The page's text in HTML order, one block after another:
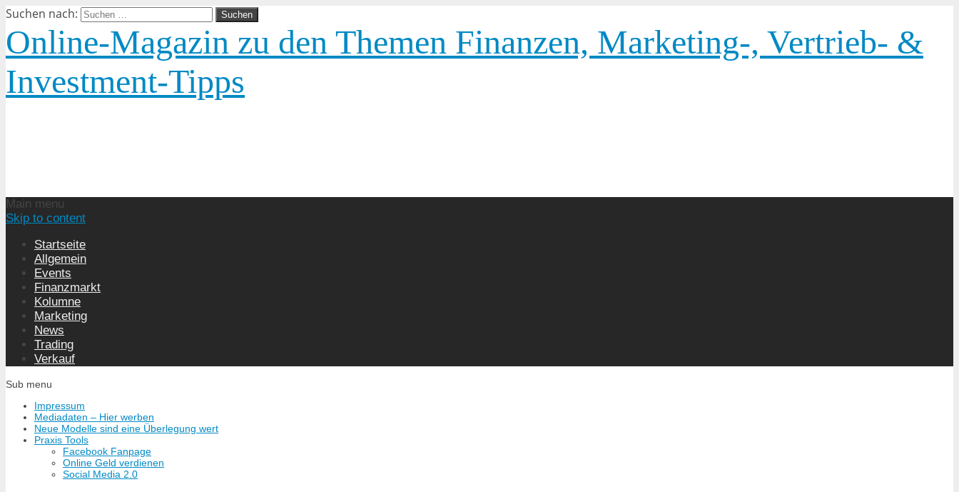
Suchen nach:
Online-Magazin zu den Themen Finanzen, Marketing-, Vertrieb- &
Investment-Tipps
Main menu
Skip to content
Startseite
Allgemein
Events
Finanzmarkt
Kolumne
Marketing
News
Trading
Verkauf
Sub menu
Impressum
Mediadaten – Hier werben
Neue Modelle sind eine Überlegung wert
Praxis Tools
Facebook Fanpage
Online Geld verdienen
Social Media 2.0